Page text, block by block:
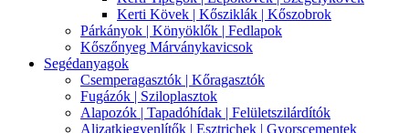
Kerti Kövek | Kősziklák | Kőszobrok
Párkányok | Könyöklők | Fedlapok
Kőszőnyeg Márványkavicsok
Segédanyagok
Csemperagasztók | Kőragasztók
Fugázók | Sziloplasztok
Alapozók | Tapadóhídak | Felületszilárdítók
Aljzatkiegyenlítők | Esztrichek | Gyorscementek